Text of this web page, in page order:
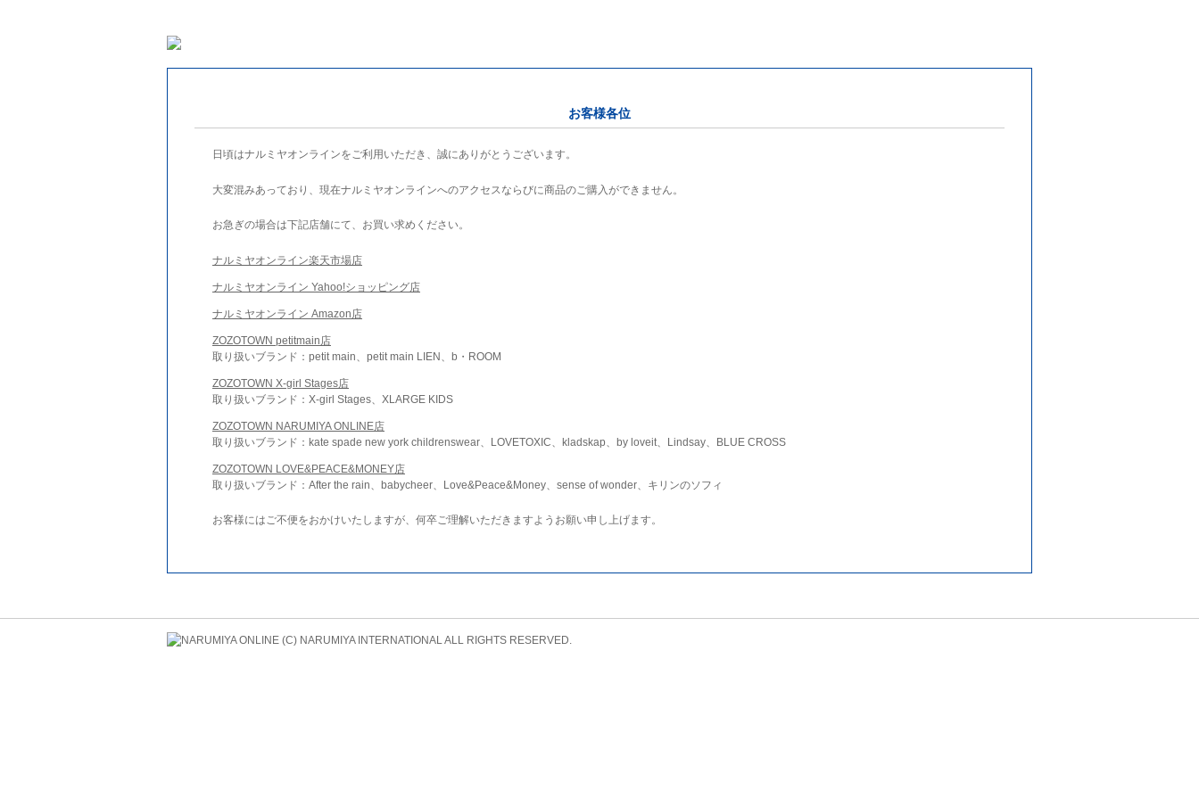
お客様各位
日頃はナルミヤオンラインをご利用いただき、誠にありがとうございます。
大変混みあっており、現在ナルミヤオンラインへのアクセスならびに商品のご購入ができません。
お急ぎの場合は下記店舗にて、お買い求めください。
ナルミヤオンライン楽天市場店
ナルミヤオンライン Yahoo!ショッピング店
ナルミヤオンライン Amazon店
ZOZOTOWN petitmain店
取り扱いブランド：petit main、petit main LIEN、b・ROOM
ZOZOTOWN X-girl Stages店
取り扱いブランド：X-girl Stages、XLARGE KIDS
ZOZOTOWN NARUMIYA ONLINE店
取り扱いブランド：kate spade new york childrenswear、LOVETOXIC、kladskap、by loveit、Lindsay、BLUE CROSS
ZOZOTOWN LOVE&PEACE&MONEY店
取り扱いブランド：After the rain、babycheer、Love&Peace&Money、sense of wonder、キリンのソフィ
お客様にはご不便をおかけいたしますが、何卒ご理解いただきますようお願い申し上げます。